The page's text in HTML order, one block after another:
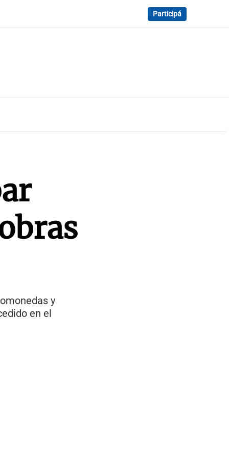
Participá
y
en el